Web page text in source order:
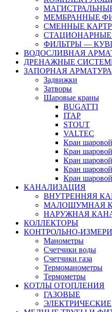
МЕМБРАННЫЕ
СМЕННЫЕ
ФИЛЬТРЫ —
ВОДОСЛИВНАЯ
ДРЕНАЖНЫЕ
ЗАПОРНАЯ АРМАТУРА
Задвижки
Затворы
Шаровые краны
BUGATTI
ITAP
STOUT
VALTEC
Кран
Кран
Кран шаровой
Кран
Кран
КАНАЛИЗАЦИЯ
ВНУТРЕННЯЯ
МАЛОШУМНАЯ
НАРУЖНАЯ
КОЛЛЕКТОРЫ
КОНТРОЛЬНО-
Манометры
Счетчики воды
Счетчики газа
Термоманометры
Термометры
КОТЛЫ ОТОПЛЕНИЯ
ГАЗОВЫЕ
ЭЛЕКТРИЧЕСКИЕ